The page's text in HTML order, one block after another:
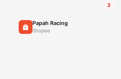
3
Papah Racing
Shopee